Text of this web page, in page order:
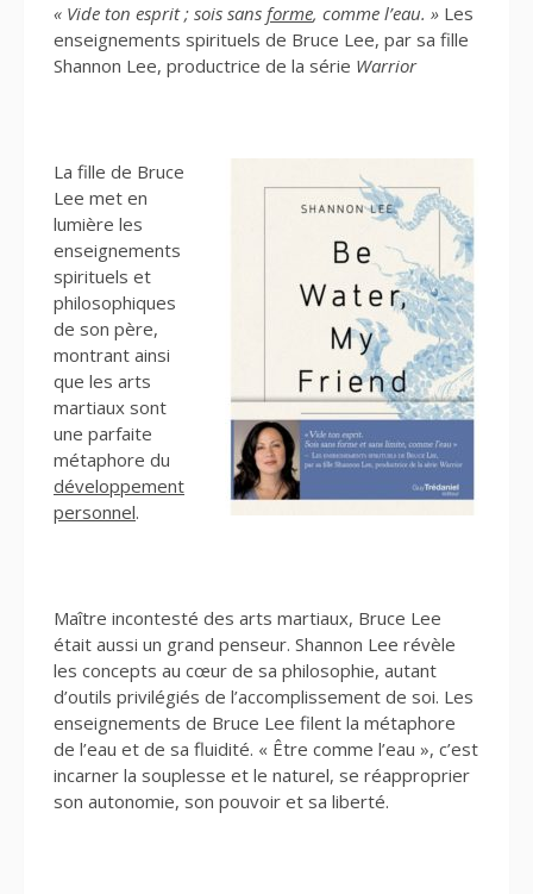
« Vide ton esprit ; sois sans forme, comme l’eau. » Les
enseignements spirituels de Bruce Lee, par sa fille
Shannon Lee, productrice de la série Warrior
La fille de Bruce
Lee met en
lumière les
enseignements
spirituels et
philosophiques
de son père,
montrant ainsi
que les arts
martiaux sont
une parfaite
métaphore du
développement
personnel.
Maître incontesté des arts martiaux, Bruce Lee
était aussi un grand penseur. Shannon Lee révèle
les concepts au cœur de sa philosophie, autant
d’outils privilégiés de l’accomplissement de soi. Les
enseignements de Bruce Lee filent la métaphore
de l’eau et de sa fluidité. « Être comme l’eau », c’est
incarner la souplesse et le naturel, se réapproprier
son autonomie, son pouvoir et sa liberté.